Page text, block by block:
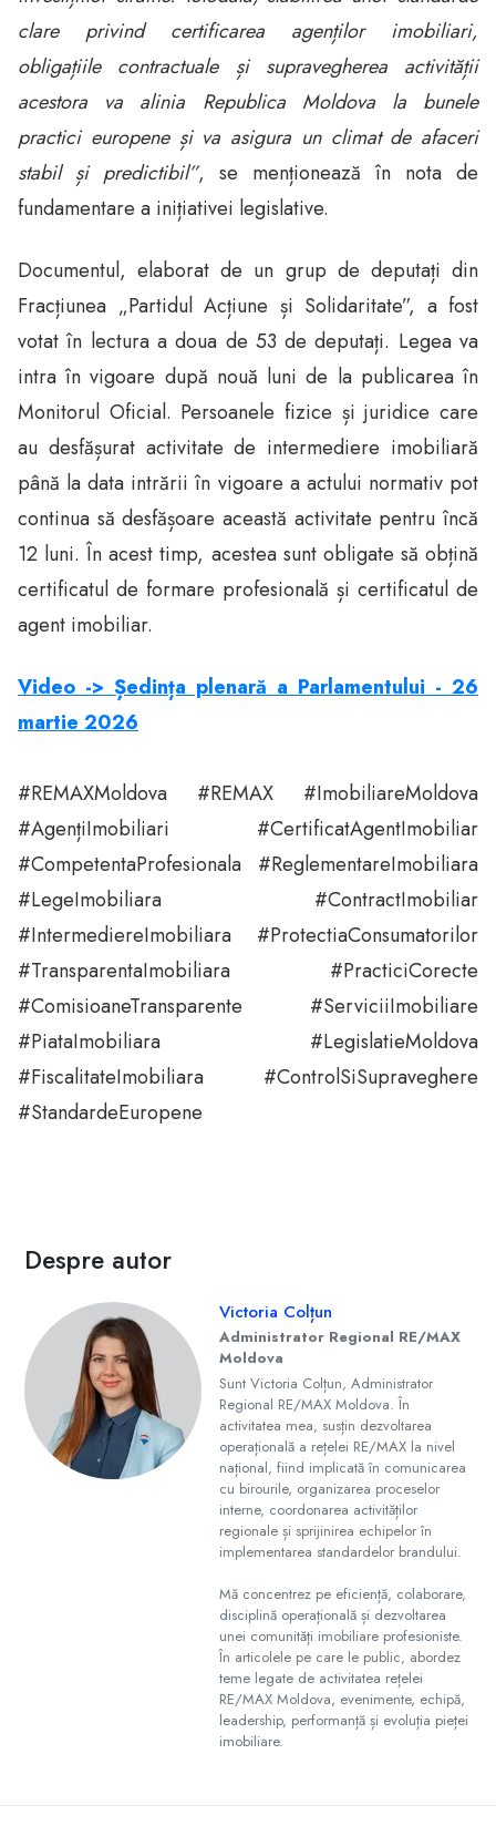
clare privind certificarea agenților imobiliari,
obligațiile contractuale și supravegherea activității
acestora va alinia Republica Moldova la bunele
practici europene și va asigura un climat de afaceri
stabil și predictibil”, se menționează în nota de
fundamentare a inițiativei legislative.
Documentul, elaborat de un grup de deputați din
Fracțiunea „Partidul Acțiune și Solidaritate”, a fost
votat în lectura a doua de 53 de deputați. Legea va
intra în vigoare după nouă luni de la publicarea în
Monitorul Oficial. Persoanele fizice și juridice care
au desfășurat activitate de intermediere imobiliară
până la data intrării în vigoare a actului normativ pot
continua să desfășoare această activitate pentru încă
12 luni. În acest timp, acestea sunt obligate să obțină
certificatul de formare profesională și certificatul de
agent imobiliar.
Video -> Ședința plenară a Parlamentului - 26
martie 2026
#REMAXMoldova #REMAX #ImobiliareMoldova
#AgențiImobiliari #CertificatAgentImobiliar
#CompetentaProfesionala #ReglementareImobiliara
#LegeImobiliara #ContractImobiliar
#IntermediereImobiliara #ProtectiaConsumatorilor
#TransparentaImobiliara #PracticiCorecte
#ComisioaneTransparente #ServiciiImobiliare
#PiataImobiliara #LegislatieMoldova
#FiscalitateImobiliara #ControlSiSupraveghere
#StandardeEuropene
Despre autor
Victoria Colțun
Administrator Regional RE/MAX
Moldova
Sunt Victoria Colțun, Administrator
Regional RE/MAX Moldova. În
activitatea mea, susțin dezvoltarea
operațională a rețelei RE/MAX la nivel
național, fiind implicată în comunicarea
cu birourile, organizarea proceselor
interne, coordonarea activităților
regionale și sprijinirea echipelor în
implementarea standardelor brandului.
Mă concentrez pe eficiență, colaborare,
disciplină operațională și dezvoltarea
unei comunități imobiliare profesioniste.
În articolele pe care le public, abordez
teme legate de activitatea rețelei
RE/MAX Moldova, evenimente, echipă,
leadership, performanță și evoluția pieței
imobiliare.